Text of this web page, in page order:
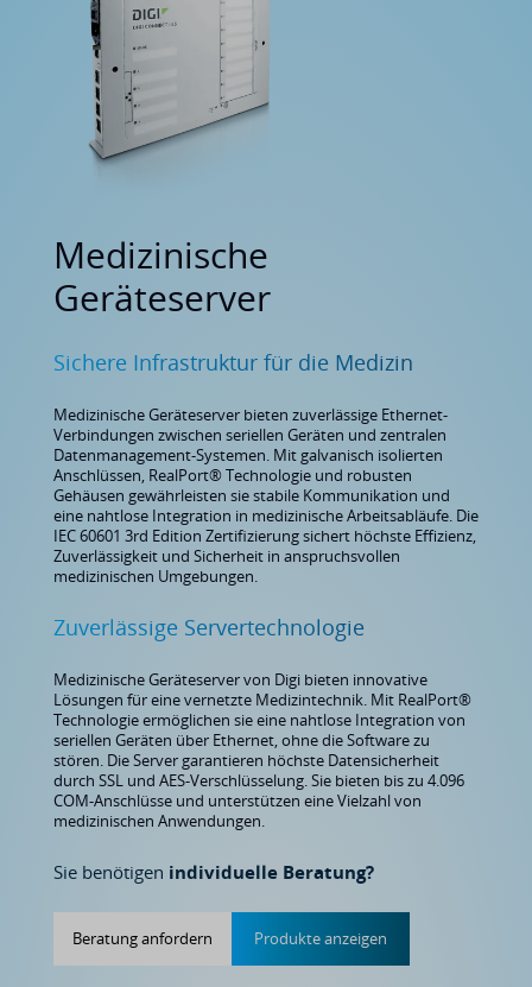
Medizinische
Geräteserver
Sichere Infrastruktur für die Medizin
Medizinische Geräteserver bieten zuverlässige Ethernet-
Verbindungen zwischen seriellen Geräten und zentralen
Datenmanagement-Systemen. Mit galvanisch isolierten
Anschlüssen, RealPort® Technologie und robusten
Gehäusen gewährleisten sie stabile Kommunikation und
eine nahtlose Integration in medizinische Arbeitsabläufe. Die
IEC 60601 3rd Edition Zertifizierung sichert höchste Effizienz,
Zuverlässigkeit und Sicherheit in anspruchsvollen
medizinischen Umgebungen.
Zuverlässige Servertechnologie
Medizinische Geräteserver von Digi bieten innovative
Lösungen für eine vernetzte Medizintechnik. Mit RealPort®
Technologie ermöglichen sie eine nahtlose Integration von
seriellen Geräten über Ethernet, ohne die Software zu
stören. Die Server garantieren höchste Datensicherheit
durch SSL und AES-Verschlüsselung. Sie bieten bis zu 4.096
COM-Anschlüsse und unterstützen eine Vielzahl von
medizinischen Anwendungen.
Sie benötigen individuelle Beratung?
Beratung anfordern Produkte anzeigen